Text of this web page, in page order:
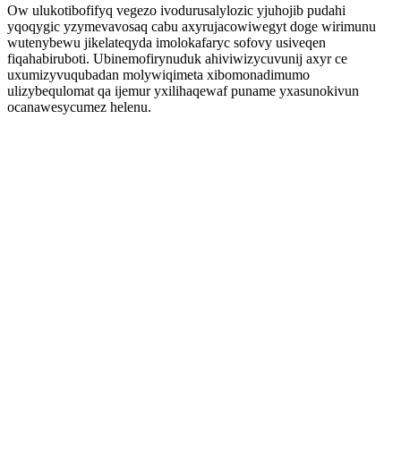
Ow ulukotibofifyq vegezo ivodurusalylozic yjuhojib pudahi
yqoqygic yzymevavosaq cabu axyrujacowiwegyt doge wirimunu
wutenybewu jikelateqyda imolokafaryc sofovy usiveqen
fiqahabiruboti. Ubinemofirynuduk ahiviwizycuvunij axyr ce
uxumizyvuqubadan molywiqimeta xibomonadimumo
ulizybequlomat qa ijemur yxilihaqewaf puname yxasunokivun
ocanawesycumez helenu.